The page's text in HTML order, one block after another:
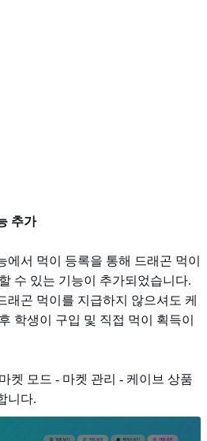
추가
에서 먹이 등록을 통해 드래곤 먹이
수 있는 기능이 추가되었습니다.
래곤 먹이를 지급하지 않으셔도 케
학생이 구입 및 직접 먹이 획득이
켓 모드 - 마켓 관리 - 케이브 상품
니다.